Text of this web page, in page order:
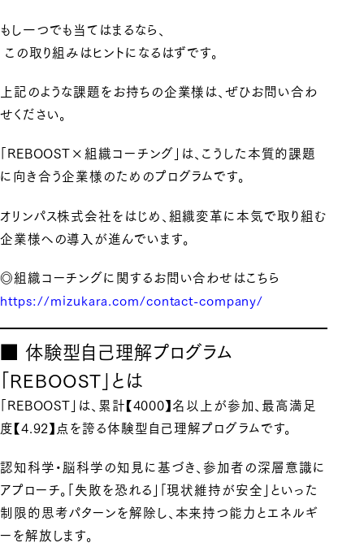
もし一つでも当てはまるなら、
この取り組みはヒントになるはずです。
上記のような課題をお持ちの企業様は、ぜひお問い合わ
せください。
「REBOOST×組織コーチング」は、こうした本質的課題
に向き合う企業様のためのプログラムです。
オリンパス株式会社をはじめ、組織変革に本気で取り組む
企業様への導入が進んでいます。
◎組織コーチングに関するお問い合わせはこちら
https://mizukara.com/contact-company/
■ 体験型自己理解プログラム
「REBOOST」とは
「REBOOST」は、累計【4000】名以上が参加、最高満足
度【4.92】点を誇る体験型自己理解プログラムです。
認知科学・脳科学の知見に基づき、参加者の深層意識に
アプローチ。「失敗を恐れる」「現状維持が安全」といった
制限的思考パターンを解除し、本来持つ能力とエネルギ
ーを解放します。